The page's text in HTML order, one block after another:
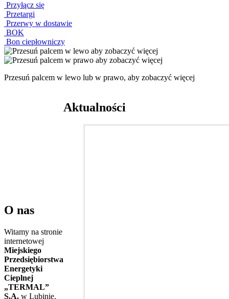
Przyłącz się
Przetargi
Przerwy w dostawie
BOK
Bon ciepłowniczy
Przesuń palcem w lewo lub w prawo, aby zobaczyć więcej
O nas
Witamy na stronie
internetowej
Miejskiego
Przedsiębiorstwa
Energetyki
Cieplnej
„TERMAL”
S.A. w Lubinie.
Aktualności